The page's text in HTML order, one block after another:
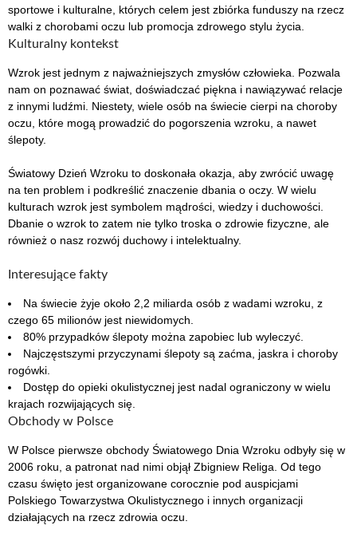
sportowe i kulturalne, których celem jest zbiórka funduszy na rzecz
walki z chorobami oczu lub promocja zdrowego stylu życia.
Kulturalny kontekst
Wzrok jest jednym z najważniejszych zmysłów człowieka. Pozwala
nam on poznawać świat, doświadczać piękna i nawiązywać relacje
z innymi ludźmi. Niestety, wiele osób na świecie cierpi na choroby
oczu, które mogą prowadzić do pogorszenia wzroku, a nawet
ślepoty.
Światowy Dzień Wzroku to doskonała okazja, aby zwrócić uwagę
na ten problem i podkreślić znaczenie dbania o oczy. W wielu
kulturach wzrok jest symbolem mądrości, wiedzy i duchowości.
Dbanie o wzrok to zatem nie tylko troska o zdrowie fizyczne, ale
również o nasz rozwój duchowy i intelektualny.
Interesujące fakty
Na świecie żyje około 2,2 miliarda osób z wadami wzroku, z
czego 65 milionów jest niewidomych.
80% przypadków ślepoty można zapobiec lub wyleczyć.
Najczęstszymi przyczynami ślepoty są zaćma, jaskra i choroby
rogówki.
Dostęp do opieki okulistycznej jest nadal ograniczony w wielu
krajach rozwijających się.
Obchody w Polsce
W Polsce pierwsze obchody Światowego Dnia Wzroku odbyły się w
2006 roku, a patronat nad nimi objął Zbigniew Religa. Od tego
czasu święto jest organizowane corocznie pod auspicjami
Polskiego Towarzystwa Okulistycznego i innych organizacji
działających na rzecz zdrowia oczu.